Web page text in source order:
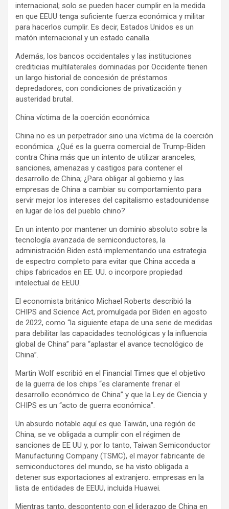
internacional; solo se pueden hacer cumplir en la medida
en que EEUU tenga suficiente fuerza económica y militar
para hacerlos cumplir. Es decir, Estados Unidos es un
matón internacional y un estado canalla.
Además, los bancos occidentales y las instituciones
crediticias multilaterales dominadas por Occidente tienen
un largo historial de concesión de préstamos
depredadores, con condiciones de privatización y
austeridad brutal.
China víctima de la coerción económica
China no es un perpetrador sino una víctima de la coerción
económica. ¿Qué es la guerra comercial de Trump-Biden
contra China más que un intento de utilizar aranceles,
sanciones, amenazas y castigos para contener el
desarrollo de China; ¿Para obligar al gobierno y las
empresas de China a cambiar su comportamiento para
servir mejor los intereses del capitalismo estadounidense
en lugar de los del pueblo chino?
En un intento por mantener un dominio absoluto sobre la
tecnología avanzada de semiconductores, la
administración Biden está implementando una estrategia
de espectro completo para evitar que China acceda a
chips fabricados en EE. UU. o incorpore propiedad
intelectual de EEUU.
El economista británico Michael Roberts describió la
CHIPS and Science Act, promulgada por Biden en agosto
de 2022, como “la siguiente etapa de una serie de medidas
para debilitar las capacidades tecnológicas y la influencia
global de China” para “aplastar el avance tecnológico de
China”.
Martin Wolf escribió en el Financial Times que el objetivo
de la guerra de los chips “es claramente frenar el
desarrollo económico de China” y que la Ley de Ciencia y
CHIPS es un “acto de guerra económica”.
Un absurdo notable aquí es que Taiwán, una región de
China, se ve obligada a cumplir con el régimen de
sanciones de EE UU y, por lo tanto, Taiwan Semiconductor
Manufacturing Company (TSMC), el mayor fabricante de
semiconductores del mundo, se ha visto obligada a
detener sus exportaciones al extranjero. empresas en la
lista de entidades de EEUU, incluida Huawei.
Mientras tanto, descontento con el liderazgo de China en